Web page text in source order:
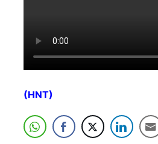
(HNT)